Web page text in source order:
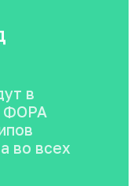
в
ФОРА
во всех